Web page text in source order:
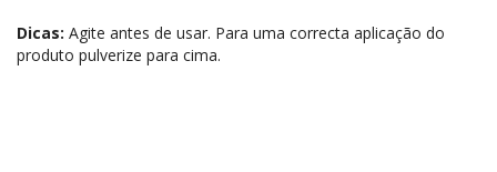
Dicas: Agite antes de usar. Para uma correcta aplicação do
produto pulverize para cima.